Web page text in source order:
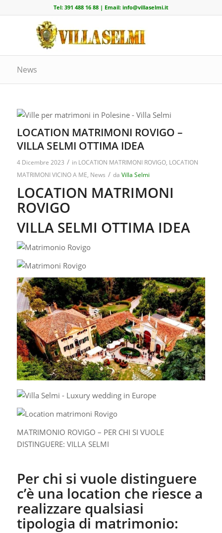
Tel: 391 488 16 88| Email: info@villaselmi.it
News
LOCATION MATRIMONI ROVIGO –
VILLA SELMI OTTIMA IDEA
4 Dicembre 2023 / in LOCATION MATRIMONI ROVIGO, LOCATION
MATRIMONI VICINO A ME, News / da Villa Selmi
LOCATION MATRIMONI
ROVIGO
VILLA SELMI OTTIMA IDEA
MATRIMONIO ROVIGO – PER CHI SI VUOLE
DISTINGUERE: VILLA SELMI
Per chi si vuole distinguere
c’è una location che riesce a
realizzare qualsiasi
tipologia di matrimonio: